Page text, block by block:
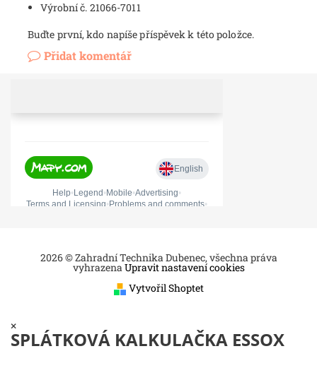
Výrobní č. 21066-7011
Buďte první, kdo napíše příspěvek k této položce.
Přidat komentář
2026 © Zahradní Technika Dubenec, všechna práva
vyhrazenaUpravit nastavení cookies
Vytvořil Shoptet
×
SPLÁTKOVÁ KALKULAČKA ESSOX